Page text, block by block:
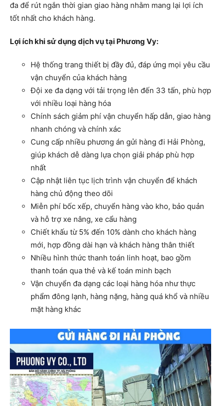
đa để rút ngắn thời gian giao hàng nhằm mang lại lợi ích
tốt nhất cho khách hàng.
Lợi ích khi sử dụng dịch vụ tại Phương Vy:
Hệ thống trang thiết bị đầy đủ, đáp ứng mọi yêu cầu
vận chuyển của khách hàng
Đội xe đa dạng với tải trọng lên đến 33 tấn, phù hợp
với nhiều loại hàng hóa
Chính sách giảm phí vận chuyển hấp dẫn, giao hàng
nhanh chóng và chính xác
Cung cấp nhiều phương án gửi hàng đi Hải Phòng,
giúp khách dễ dàng lựa chọn giải pháp phù hợp
nhất
Cập nhật liên tục lịch trình vận chuyển để khách
hàng chủ động theo dõi
Miễn phí bốc xếp, chuyển hàng vào kho, bảo quản
và hỗ trợ xe nâng, xe cẩu hàng
Chiết khấu từ 5% đến 10% dành cho khách hàng
mới, hợp đồng dài hạn và khách hàng thân thiết
Nhiều hình thức thanh toán linh hoạt, bao gồm
thanh toán qua thẻ và kế toán minh bạch
Vận chuyển đa dạng các loại hàng hóa như thực
phẩm đông lạnh, hàng nặng, hàng quá khổ và nhiều
mặt hàng khác